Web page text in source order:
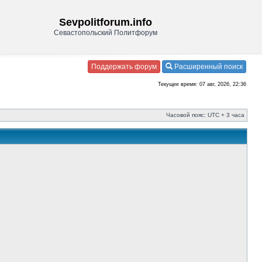
Sevpolitforum.info
Севастопольский Политфорум
Поддержать форум Расширенный поиск
Текущее время: 07 авг, 2026, 22:36
Часовой пояс: UTC + 3 часа